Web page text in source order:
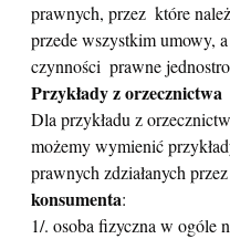
prawnych, przez  które
przede wszystkim umowy,
czynności  prawne
Przykłady z orzecznictwa
Dla przykładu z
możemy wymienić
prawnych zdziałanych przez
konsumenta:
1/. osoba fizyczna w ogóle